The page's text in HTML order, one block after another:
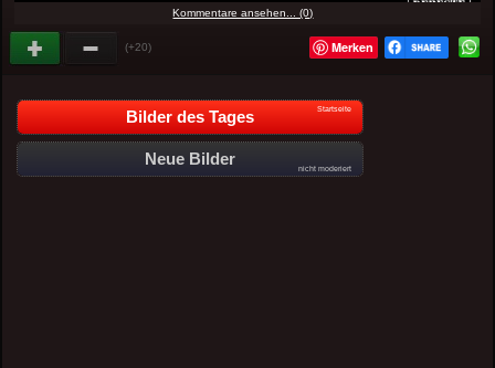
Kommentare ansehen... (0)
(+20) Merken
Bilder des Tages Startseite
Neue Bilder
nicht moderiert